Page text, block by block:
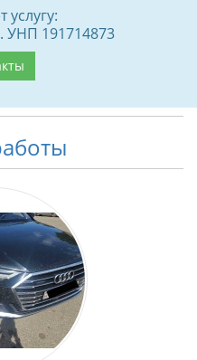
услугу:
УНП 191714873